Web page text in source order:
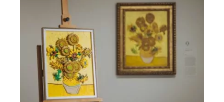
Product Specials
Company Profiles
Best Practices